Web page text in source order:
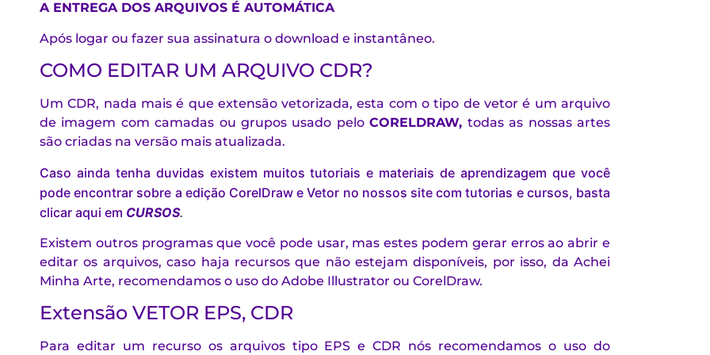
A ENTREGA DOS ARQUIVOS É AUTOMÁTICA
Após logar ou fazer sua assinatura o download e instantâneo.
COMO EDITAR UM ARQUIVO CDR?
Um CDR, nada mais é que extensão vetorizada, esta com o tipo de vetor é um arquivo
de imagem com camadas ou grupos usado peloCORELDRAW, todas as nossas artes
são criadas na versão mais atualizada.
Caso ainda tenha duvidas existem muitos tutoriais e materiais de aprendizagem que você
pode encontrar sobre a edição CorelDraw e Vetor no nossos site com tutorias e cursos, basta
clicar aqui em CURSOS.
Existem outros programas que você pode usar, mas estes podem gerar erros ao abrir e
editar os arquivos, caso haja recursos que não estejam disponíveis, por isso, da Achei
Minha Arte, recomendamos o uso do Adobe Illustrator ou CorelDraw.
Extensão VETOR EPS, CDR
Para editar um recurso os arquivos tipo EPS e CDR nós recomendamos o uso do